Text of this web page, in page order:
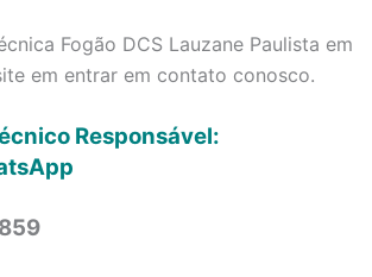
Fogão DCS Lauzane Paulista em
em entrar em contato conosco.
Responsável: